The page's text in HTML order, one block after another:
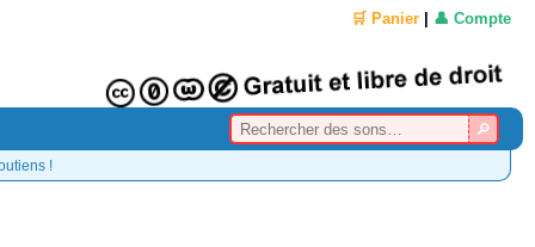
🛒 Panier 👤 Compte
!